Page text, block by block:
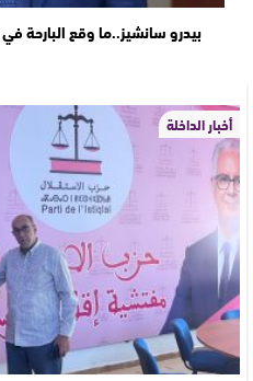
بيدرو سانشيز..ما وقع البارحة
أخبار الداخلة